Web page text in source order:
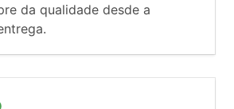
da qualidade desde a